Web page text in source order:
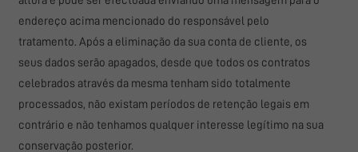
endereço acima mencionado do responsável pelo
tratamento. Após a eliminação da sua conta de cliente, os
seus dados serão apagados, desde que todos os contratos
celebrados através da mesma tenham sido totalmente
processados, não existam períodos de retenção legais em
contrário e não tenhamos qualquer interesse legítimo na sua
conservação posterior.